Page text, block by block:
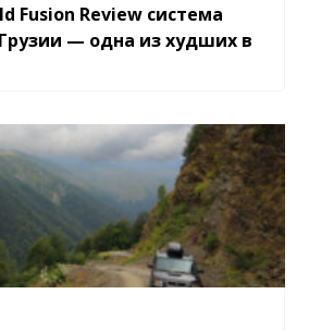
Fusion Review система
— одна из худших в